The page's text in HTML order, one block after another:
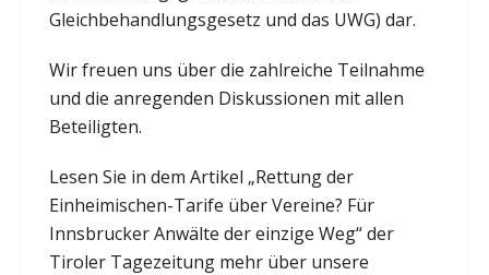
Gleichbehandlungsgesetz und das UWG) dar.
Wir freuen uns über die zahlreiche Teilnahme
und die anregenden Diskussionen mit allen
Beteiligten.
Lesen Sie in dem Artikel „Rettung der
Einheimischen-Tarife über Vereine? Für
Innsbrucker Anwälte der einzige Weg“ der
Tiroler Tagezeitung mehr über unsere